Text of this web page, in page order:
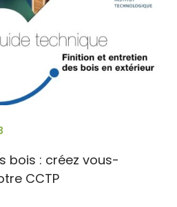
bois : créez vous-
CCTP